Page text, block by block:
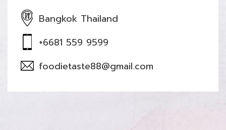
Bangkok Thailand
+6681 559 9599
foodietaste88@gmail.com